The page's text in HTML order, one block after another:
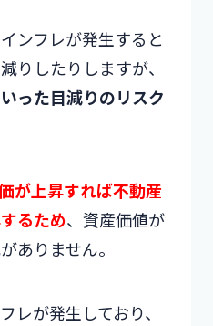
ンフレが発生すると
りしたりしますが、
った目減りのリスク
が上昇すれば不動産
るため、資産価値が
ありません。
レが発生しており、